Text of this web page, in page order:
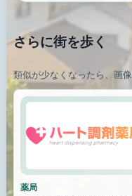
さらに街を歩く
類似が少なくなったら、画
薬局